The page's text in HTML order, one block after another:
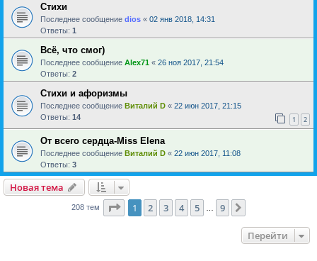
Стихи
Последнее сообщение dios « 02 янв 2018, 14:31
Ответы: 1
Всё, что смог)
Последнее сообщение Alex71 « 26 ноя 2017, 21:54
Ответы: 2
Стихи и афоризмы
Последнее сообщение Виталий D « 22 июн 2017, 21:15
Ответы: 14 1 2
От всего сердца-Miss Elena
Последнее сообщение Виталий D « 22 июн 2017, 11:08
Ответы: 3
Новая тема
208 тем Страница из
1 2 3 4 5 9
Перейти